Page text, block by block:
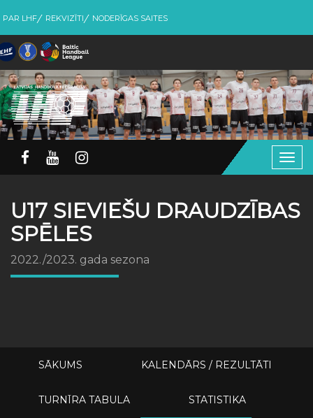
PAR LHF REKVIZĪTI NODERĪGAS SAITES
U17 SIEVIEŠU DRAUDZĪBAS
SPĒLES
2022./2023. gada sezona
SĀKUMS KALENDĀRS / REZULTĀTI
TURNĪRA TABULA STATISTIKA